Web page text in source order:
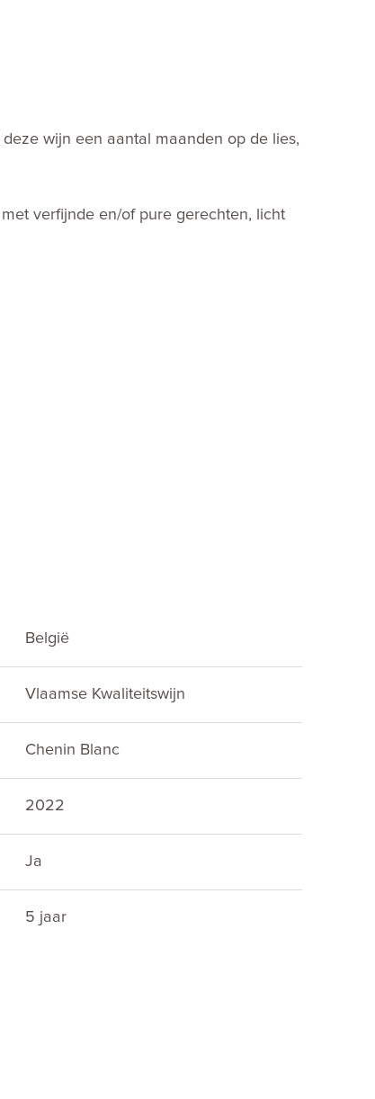
wijn een aantal maanden op de lies,
verfijnde en/of pure gerechten, licht
België
Vlaamse Kwaliteitswijn
Chenin Blanc
2022
Ja
5 jaar